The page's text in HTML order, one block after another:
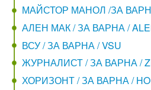
МАЙСТОР МАНОЛ /ЗА
АЛЕН МАК / ЗА ВАРНА /
ВСУ / ЗА ВАРНА / VSU
ЖУРНАЛИСТ / ЗА ВАРНА /
ХОРИЗОНТ / ЗА ВАРНА /